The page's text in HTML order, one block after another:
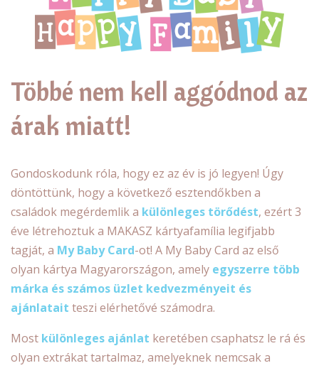
Többé nem kell aggódnod az
árak miatt!
Gondoskodunk róla, hogy ez az év is jó legyen! Úgy
döntöttünk, hogy a következő esztendőkben a
családok megérdemlik a különleges törődést, ezért 3
éve létrehoztuk a MAKASZ kártyafamília legifjabb
tagját, a My Baby Card-ot! A My Baby Card az első
olyan kártya Magyarországon, amely egyszerre több
márka és számos üzlet kedvezményeit és
ajánlatait teszi elérhetővé számodra.
Most különleges ajánlat keretében csaphatsz le rá és
olyan extrákat tartalmaz, amelyeknek nemcsak a